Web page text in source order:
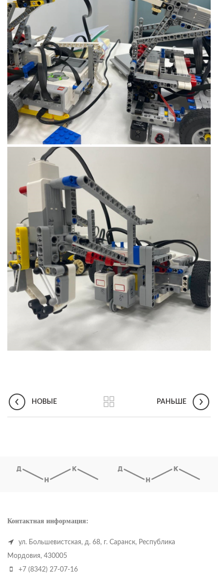
НОВЫЕ РАНЬШЕ
Контактная информация:
ул. Большевистская, д. 68, г. Саранск, Республика
Мордовия, 430005
+7 (8342) 27-07-16